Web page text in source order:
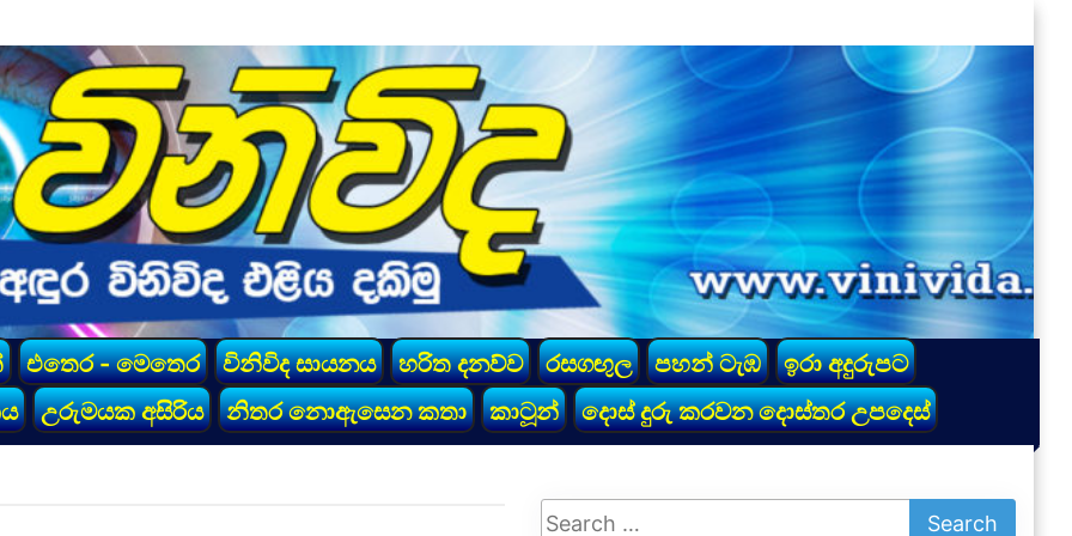
එතෙර - මෙතෙර විනිවිද සායනය හරිත දනව්ව රසගඟුල පහන් ටැඹ
ඉරා අදුරුපට
උරුමයක අසිරිය නිතර නොඇසෙන කතා කාටූන් දොස් දුරු කරවන දොස්තර උපදෙස්